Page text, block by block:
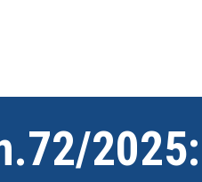
2025: